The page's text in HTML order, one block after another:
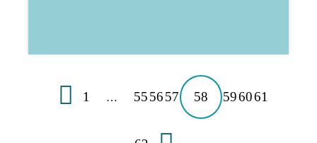
1 … 555657 58 596061